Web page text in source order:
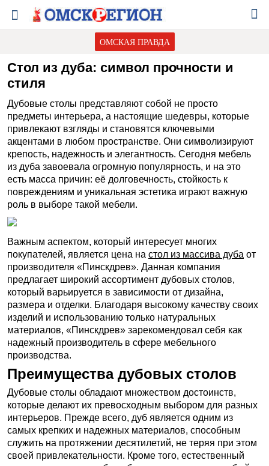
ОМСКАЯ ПРАВДА
Стол из дуба: символ прочности и
стиля
Дубовые столы представляют собой не просто
предметы интерьера, а настоящие шедевры, которые
привлекают взгляды и становятся ключевыми
акцентами в любом пространстве. Они символизируют
крепость, надежность и элегантность. Сегодня мебель
из дуба завоевала огромную популярность, и на это
есть масса причин: её долговечность, стойкость к
повреждениям и уникальная эстетика играют важную
роль в выборе такой мебели.
Важным аспектом, который интересует многих
покупателей, является цена на стол из массива дуба от
производителя «Пинскдрев». Данная компания
предлагает широкий ассортимент дубовых столов,
который варьируется в зависимости от дизайна,
размера и отделки. Благодаря высокому качеству своих
изделий и использованию только натуральных
материалов, «Пинскдрев» зарекомендовал себя как
надежный производитель в сфере мебельного
производства.
Преимущества дубовых столов
Дубовые столы обладают множеством достоинств,
которые делают их превосходным выбором для разных
интерьеров. Прежде всего, дуб является одним из
самых крепких и надежных материалов, способным
служить на протяжении десятилетий, не теряя при этом
своей привлекательности. Кроме того, естественный